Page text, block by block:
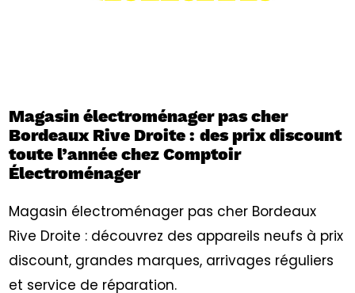
Magasin électroménager pas cher
Bordeaux Rive Droite : des prix discount
toute l’année chez Comptoir
Électroménager
Magasin électroménager pas cher Bordeaux
Rive Droite : découvrez des appareils neufs à prix
discount, grandes marques, arrivages réguliers
et service de réparation.